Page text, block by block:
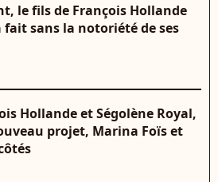
le fils de François Hollande
fait sans la notoriété de ses
Hollande et Ségolène Royal,
projet, Marina Foïs et